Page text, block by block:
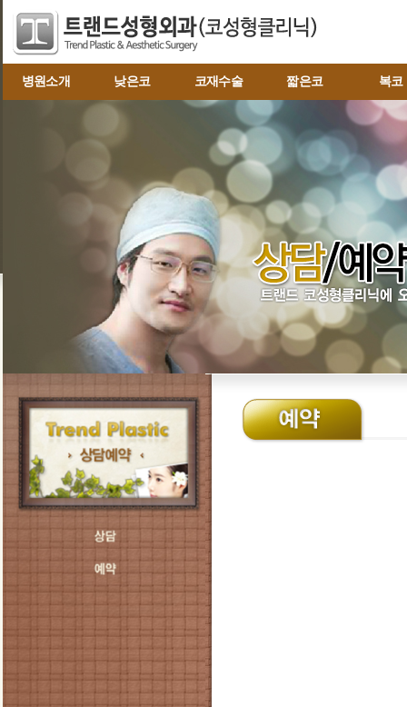
병원소개 낮은코 코재수술 짧은코 복코